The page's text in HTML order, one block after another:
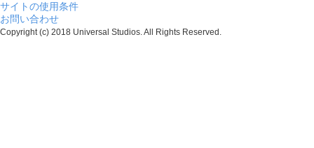
サイトの使用条件
お問い合わせ
Copyright (c) 2018 Universal Studios. All Rights Reserved.